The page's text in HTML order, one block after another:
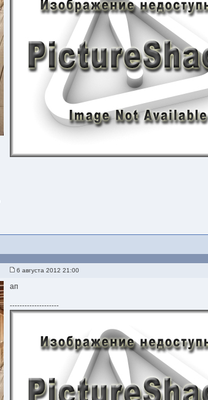
6 августа 2012 21:00
ап
--------------------